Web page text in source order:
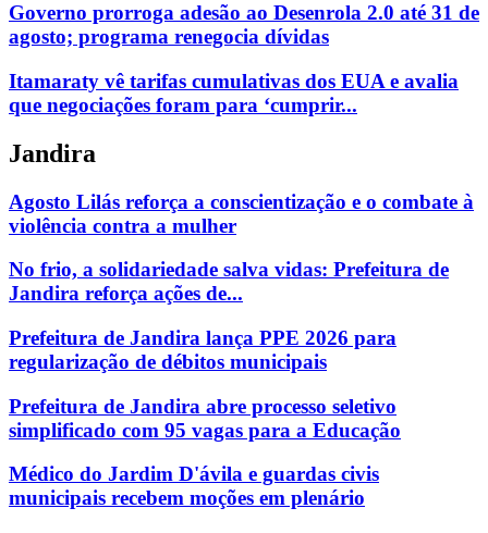
Governo prorroga adesão ao Desenrola 2.0 até 31 de
agosto; programa renegocia dívidas
Itamaraty vê tarifas cumulativas dos EUA e avalia
que negociações foram para ‘cumprir...
Jandira
Agosto Lilás reforça a conscientização e o combate à
violência contra a mulher
No frio, a solidariedade salva vidas: Prefeitura de
Jandira reforça ações de...
Prefeitura de Jandira lança PPE 2026 para
regularização de débitos municipais
Prefeitura de Jandira abre processo seletivo
simplificado com 95 vagas para a Educação
Médico do Jardim D'ávila e guardas civis
municipais recebem moções em plenário